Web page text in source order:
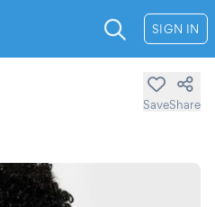
SIGN IN
SaveShare